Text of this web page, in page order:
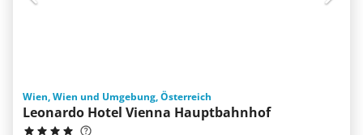
Wien, Wien und Umgebung, Österreich
Leonardo Hotel Vienna Hauptbahnhof